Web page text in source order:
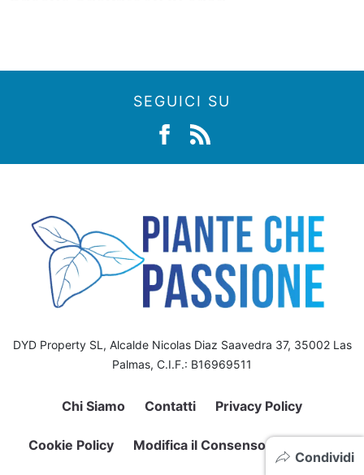
Condividi
SEGUICI SU
DYD Property SL, Alcalde Nicolas Diaz Saavedra 37, 35002 Las
Palmas, C.I.F.: B16969511
Chi Siamo Contatti Privacy Policy
Cookie Policy Modifica il Consenso sui Cookie